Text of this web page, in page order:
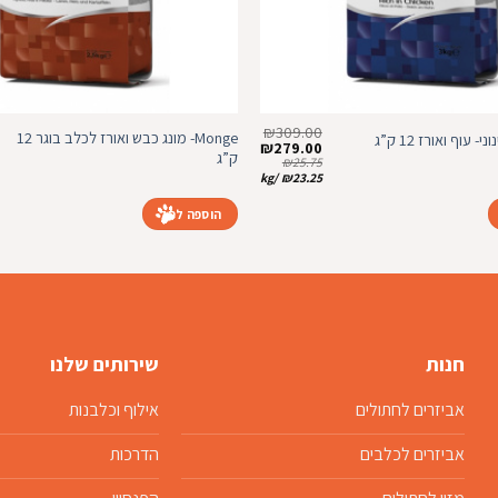
₪309.00
המחיר
המקורי
היה:
₪309.00.
₪279.00 המחיר
הנוכחי
₪279.00.
₪25.75
₪23.25
/
kg
Monge- מונג כבש ואורז לכלב בוגר 12
ק”ג
הוספה לסל
חנות
אביזרים לחתולים
אביזרים לכלבים
שירותים שלנו
אילוף וכלבנות
הדרכות